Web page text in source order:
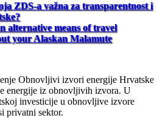
ZDS-a važna za transparentnost i
alternative means of travel
your Alaskan Malamute
Obnovljivi izvori energije Hrvatske
energije iz obnovljivih izvora. U
investicije u obnovljive izvore
privatni sektor.